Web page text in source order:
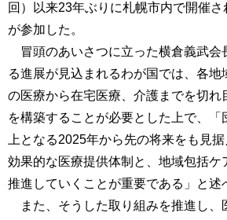
回）以来23年ぶりに札幌市内で開催
が参加した。
冒頭のあいさつに立った横倉義武会
る進展が見込まれるわが国では、各地
の医療から在宅医療、介護までを切れ
を構築することが必要とした上で、「
上となる2025年から先の将来をも見
効果的な医療提供体制と、地域包括ケ
推進していくことが重要である」と述
また、そうした取り組みを推進し、